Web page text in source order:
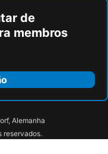
de
membros
Alemanha
reservados.